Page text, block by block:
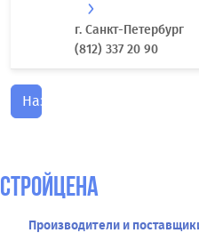
г. Санкт-Петербург
(812) 337 20 90
Назад
СтройЦена
Производители и